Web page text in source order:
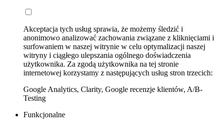
Akceptacja tych usług sprawia, że możemy śledzić i
anonimowo analizować zachowania związane z kliknięciami i
surfowaniem w naszej witrynie w celu optymalizacji naszej
witryny i ciągłego ulepszania ogólnego doświadczenia
użytkownika. Za zgodą użytkownika na tej stronie
internetowej korzystamy z następujących usług stron trzecich:
Google Analytics, Clarity, Google recenzje klientów, A/B-
Testing
Funkcjonalne